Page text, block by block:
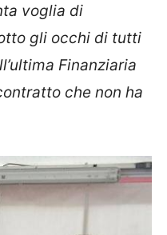
voglia di
gli occhi di tutti
Finanziaria
che non ha